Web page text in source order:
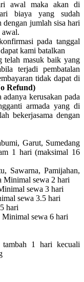
awal maka akan di
biaya yang sudah
jumlah sisa hari
awal.
pada tanggal
kami batalkan
telah masuk baik yang
terjadi pembatalan
tidak dapat di
Refund)
kerusakan pada
armada yang di
bekerjasama dengan
Garut, Sumedang
1 hari (maksimal 16
Sawarna, Pamijahan,
Minimal sewa 2 hari
sewa 3 hari
sewa 3.5 hari
hari
sewa 6 hari
1 hari kecuali